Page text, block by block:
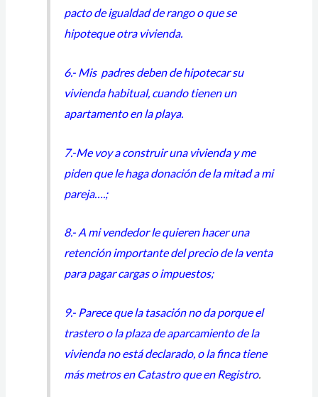
pacto de igualdad de rango o que se
hipoteque otra vivienda.
6.- Mis padres deben de hipotecar su
vivienda habitual, cuando tienen un
apartamento en la playa.
7.-Me voy a construir una vivienda y me
piden que le haga donación de la mitad a mi
pareja….;
8.- A mi vendedor le quieren hacer una
retención importante del precio de la venta
para pagar cargas o impuestos;
9.- Parece que la tasación no da porque el
trastero o la plaza de aparcamiento de la
vivienda no está declarado, o la finca tiene
más metros en Catastro que en Registro.